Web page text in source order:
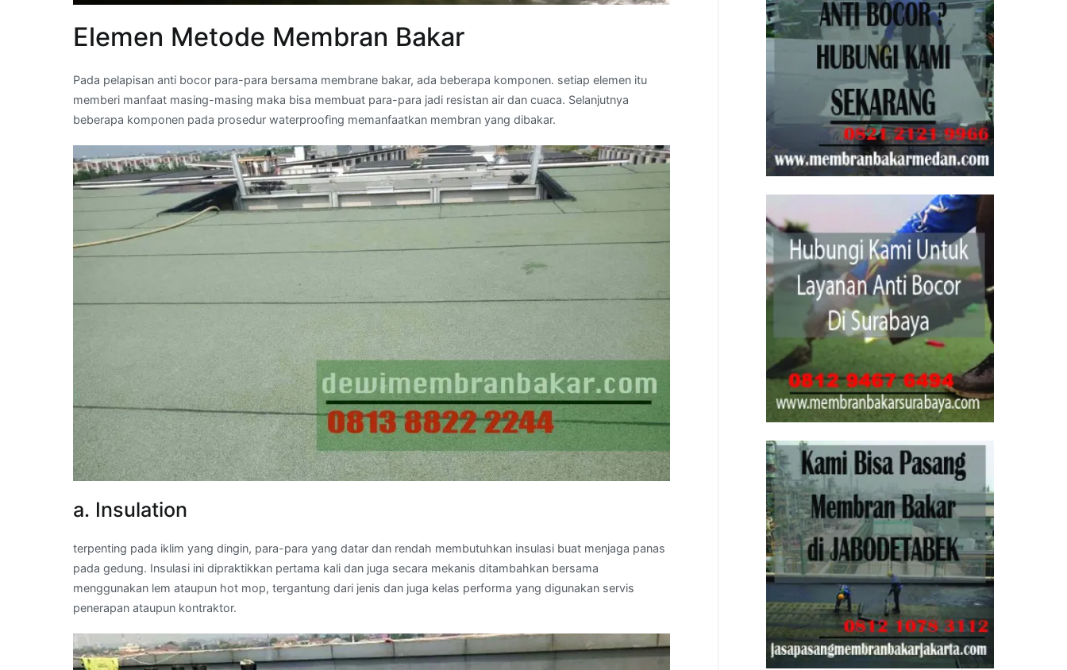
Elemen Metode Membran Bakar
Pada pelapisan anti bocor para-para bersama membrane bakar, ada beberapa komponen. setiap elemen itu
memberi manfaat masing-masing maka bisa membuat para-para jadi resistan air dan cuaca. Selanjutnya
beberapa komponen pada prosedur waterproofing memanfaatkan membran yang dibakar.
a. Insulation
terpenting pada iklim yang dingin, para-para yang datar dan rendah membutuhkan insulasi buat menjaga panas
pada gedung. Insulasi ini dipraktikkan pertama kali dan juga secara mekanis ditambahkan bersama
menggunakan lem ataupun hot mop, tergantung dari jenis dan juga kelas performa yang digunakan servis
penerapan ataupun kontraktor.